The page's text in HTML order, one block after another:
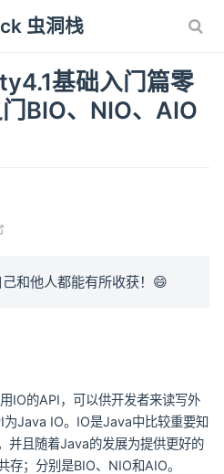
虫洞栈
基础入门篇零
BIO、NIO、AIO
和他人都能有所收获！😄
IO的API，可以供开发者来读写外
Java IO。IO是Java中比较重要知
并且随着Java的发展为提供更好的
存；分别是BIO、NIO和AIO。